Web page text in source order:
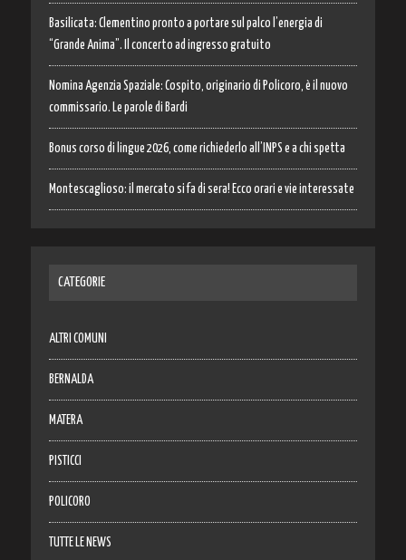
Basilicata: Clementino pronto a portare sul palco l’energia di
“Grande Anima”. Il concerto ad ingresso gratuito
Nomina Agenzia Spaziale: Cospito, originario di Policoro, è il nuovo
commissario. Le parole di Bardi
Bonus corso di lingue 2026, come richiederlo all’INPS e a chi spetta
Montescaglioso: il mercato si fa di sera! Ecco orari e vie interessate
CATEGORIE
ALTRI COMUNI
BERNALDA
MATERA
PISTICCI
POLICORO
TUTTE LE NEWS